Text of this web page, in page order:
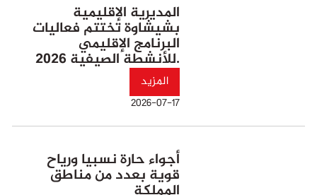
المديرية الإقليمية
بشيشاوة تختتم فعاليات
البرنامج الإقليمي
للأنشطة الصيفية 2026.
المزيد
2026-07-17
أجواء حارة نسبيا ورياح
قوية بعدد من مناطق